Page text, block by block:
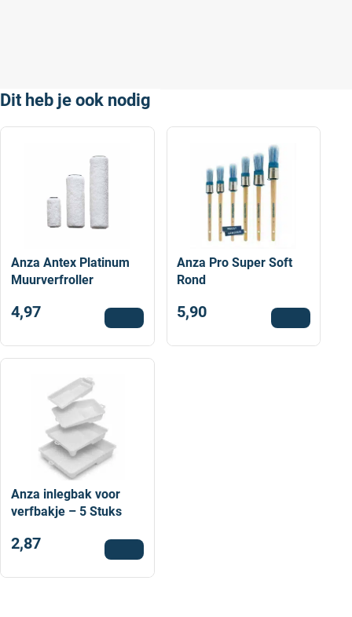
Dit heb je ook nodig
Anza Antex Platinum
Muurverfroller
4,97
Anza Pro Super Soft
Rond
5,90
Anza inlegbak voor
verfbakje – 5 Stuks
2,87